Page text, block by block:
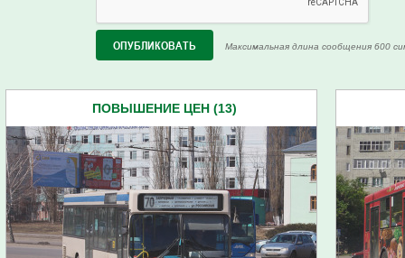
Максимальная длина сообщения 600
ПОВЫШЕНИЕ ЦЕН (13)